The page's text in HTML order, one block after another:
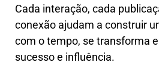
Cada interação, cada
conexão ajudam a construir
com o tempo, se transforma
sucesso e influência.